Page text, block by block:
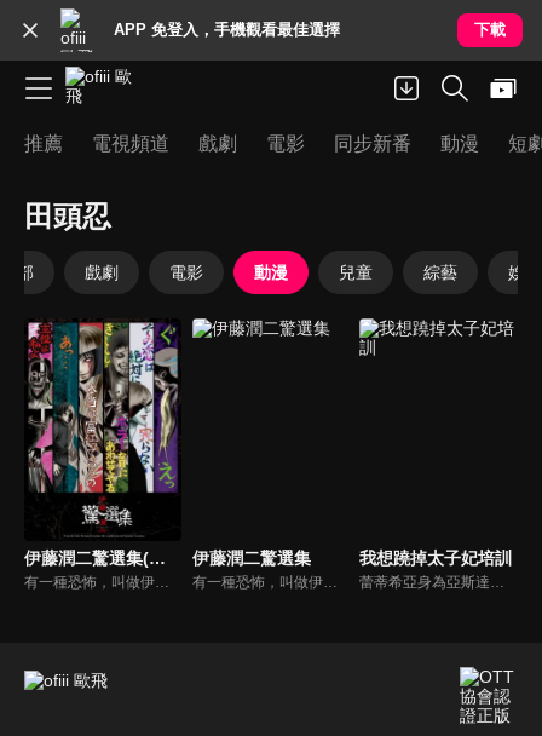
APP 免登入，手機觀看最佳選擇 下載
推薦 電視頻道 戲劇 電影 同步新番 動漫 短
田頭忍
全部 戲劇 電影 動漫 兒童 綜藝 娛樂
伊藤潤二驚選集(修剪版)
有一種恐怖，叫做伊藤潤二。改編於《伊藤潤二傑作集》及《魔之碎片》，從這次所公開的主視覺圖中可以看到有「時裝模特兒」的淵、「押切怪談」的押切徹、「富江」系列的富江、「雙一」系列的雙一、「至死不渝的愛」的十字路口的美少年、「蛞蝓少女」的夕子等，全都是足以代表伊藤作品的角色們。
伊藤潤二驚選集
有一種恐怖，叫做伊藤潤二。改編於《伊藤潤二傑作集》及《魔之碎片》，從這次所公開的主視覺圖中可以看到有「時裝模特兒」的淵、「押切怪談」的押切徹、「富江」系列的富江、「雙一」系列的雙一、「至死不渝的愛」的十字路口的美少年、「蛞蝓少女」的夕子等，全都是足以代表伊藤作品的角色們。
我想蹺掉太子妃培訓
蕾蒂希亞身為亞斯達爾王國第一王子克拉克的未婚妻，自小便接受嚴格的太子妃培訓，然而其實她真正想過的是釣釣魚、爬爬樹的自由生活！一心希望「解除婚約」的蕾蒂希亞，某天目睹克拉克在舞會上成為另一名陌生女性的護花使者。原本她還為了王子變心而開心不已，以為可以解除婚約……誰知克拉克居然沒有放棄婚事！想蹺掉太子妃培訓過上自由自在生活的蕾蒂希亞，與用盡辦法就是要追到她 坦率表達愛意的克拉克，想解除婚約的太子妃vs想要結婚的王子，兩人之間歡樂吵鬧又心動滿點的攻防戰正式開幕！！